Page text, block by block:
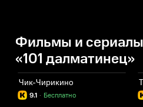
Фильмы и
«101 далматинец»
Чик-Чирикино
9.1 Бесплатно
·